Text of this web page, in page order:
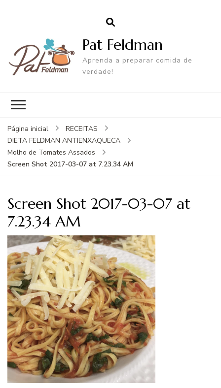
Pat Feldman
Aprenda a preparar comida de
verdade!
Página inicial
RECEITAS
DIETA FELDMAN ANTIENXAQUECA
Molho de Tomates Assados
Screen Shot 2017-03-07 at 7.23.34 AM
Screen Shot 2017-03-07 at
7.23.34 AM